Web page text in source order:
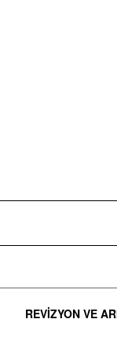
REVIZYON VE